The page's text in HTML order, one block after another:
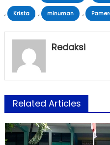
, Krista , minuman ,
Redaksi
Related Articles